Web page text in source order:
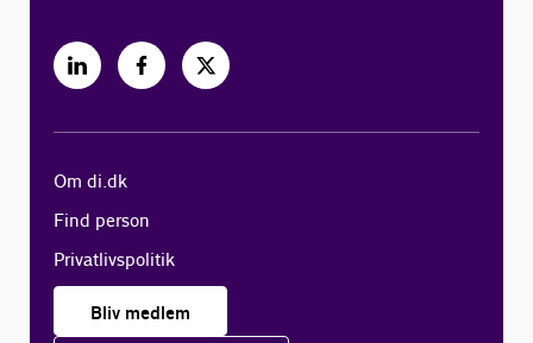
Om di.dk
Find person
Privatlivspolitik
Bliv medlem